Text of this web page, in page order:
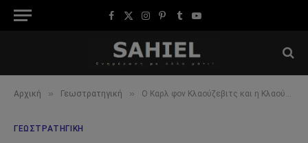
Facebook
X
Instagram
Pinterest
TumblrYouTube
Αρχική » Γεωστρατηγική » Ο Καρλ φον Κλαούζεβιτς και η Κλαούζεβιτσιανή άποψη για τον πόλεμο: Μια θεωρητική προσέγγιση
ΓΕΩΣΤΡΑΤΗΓΙΚΉ